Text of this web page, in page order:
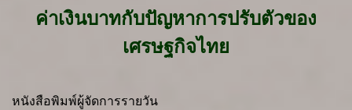
ค่าเงินบาทกับปัญหาการปรับตัวของ
เศรษฐกิจไทย
หนังสือพิมพ์ผู้จัดการรายวัน